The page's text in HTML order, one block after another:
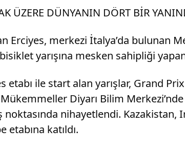
ÜZERE DÜNYANIN DÖRT BİR
Erciyes, merkezi İtalya’da bulunan
yarışına mesken sahipliği
etabı ile start alan yarışlar, Grand
Diyarı Bilim Merkezi’nde
nihayetlendi.
katıldı.